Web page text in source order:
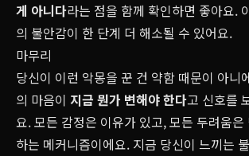
게 아니다라는 점을 함께 확인하면 좋아요.
의 불안감이 한 단계 더 해소될 수 있어요.
마무리
당신이 이런 악몽을 꾼 건 약함 때문이 아니
의 마음이 지금 뭔가 변해야 한다고 신호를
요. 모든 감정은 이유가 있고, 모든 두려움
하는 메커니즘이에요. 지금 당신이 느끼는